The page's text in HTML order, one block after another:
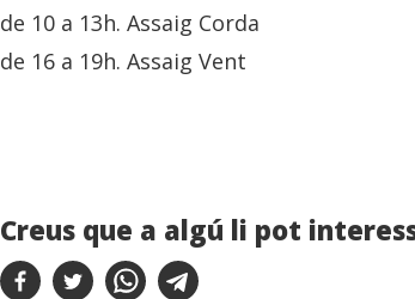
de 10 a 13h. Assaig Corda
de 16 a 19h. Assaig Vent
Creus que a algú li pot